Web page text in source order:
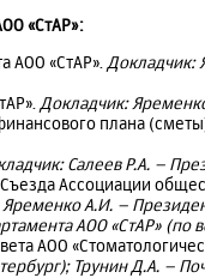
«СтАР»:
АОО «СтАР». Докладчик:
Докладчик:
плана
Салеев Р.А. –
Ассоциации
ЯременкоА.И. –
АОО «СтАР» (по
АОО
Трунин Д.А. –